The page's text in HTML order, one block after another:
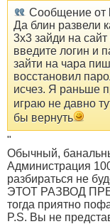
Сообщение от
Да блин развели
3x3 зайди на
введите логин и
зайти на чара
восстановил
исчез. Я раньше
играю не давно
бы вернуть
"
Обычный,
Администрация
разбираться не
ЭТОТ РАЗВОД
тогда приятно
P.S. Вы не